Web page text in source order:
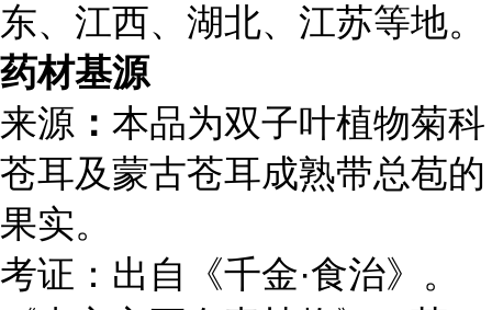
东、江西、湖北、江苏等地。
药材基源
来源 ： 本品为双子叶植物菊科
苍耳及蒙古苍耳成熟带总苞的
果实。
考证：出自《千金·食治》。